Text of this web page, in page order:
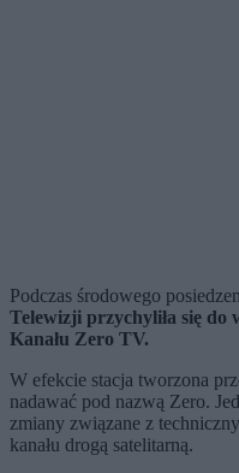
Podczas środowego
Telewizji przychyliła się do
Kanału Zero TV.
W efekcie stacja tworzona
nadawać pod nazwą Zero.
zmiany związane z
kanału drogą satelitarną.